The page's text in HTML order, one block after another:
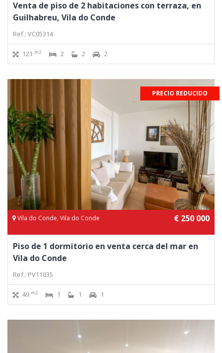
Venta de piso de 2 habitaciones con terraza, en
Guilhabreu, Vila do Conde
Ref.: VC05314
121 m2 2 2 2
PRECIO REDUCIDO
Vila do Conde, Vila do Conde € 250 000
Piso de 1 dormitorio en venta cerca del mar en
Vila do Conde
Ref.: PV11035
49 m2 1 1 1